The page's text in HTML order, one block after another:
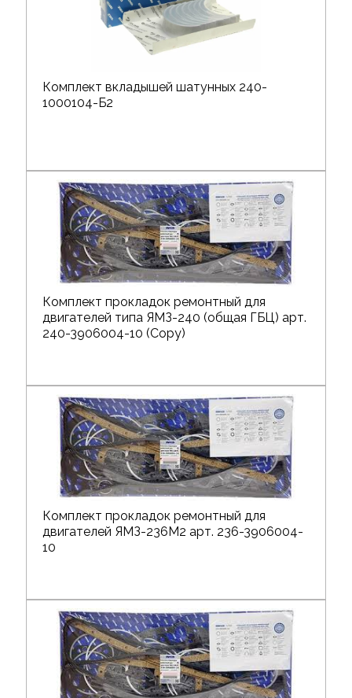
Комплект вкладышей шатунных 240-
1000104-Б2
Комплект прокладок ремонтный для
двигателей типа ЯМЗ-240 (общая ГБЦ) арт.
240-3906004-10 (Copy)
Комплект прокладок ремонтный для
двигателей ЯМЗ-236М2 арт. 236-3906004-
10